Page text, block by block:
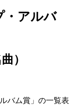
・アルバ
）
バム賞」の一覧表